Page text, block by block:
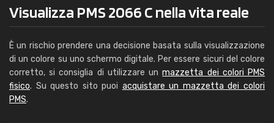
Visualizza PMS 2066 C nella vita reale
È un rischio prendere una decisione basata sulla visualizzazione
di un colore su uno schermo digitale. Per essere sicuri del colore
corretto, si consiglia di utilizzare unmazzetta dei colori PMS
fisico. Su questo sito puoi acquistare un mazzetta dei colori
PMS.